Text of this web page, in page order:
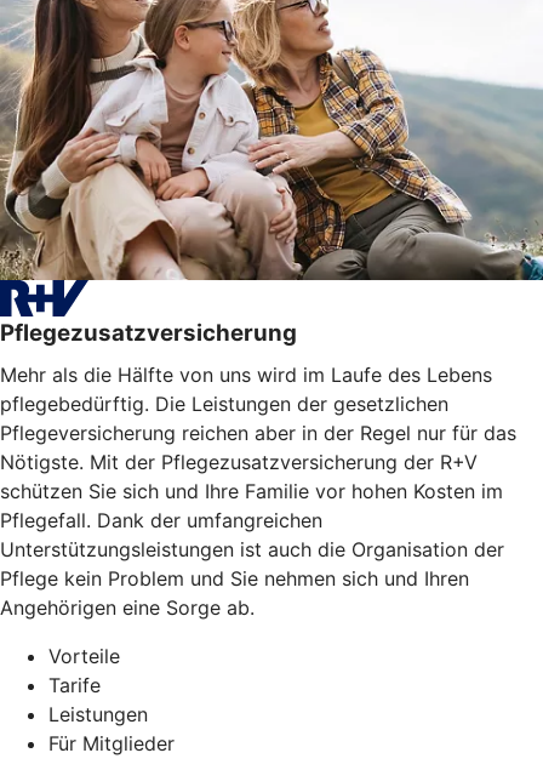
Pflegezusatzversicherung
Mehr als die Hälfte von uns wird im Laufe des Lebens
pflegebedürftig. Die Leistungen der gesetzlichen
Pflegeversicherung reichen aber in der Regel nur für das
Nötigste. Mit der Pflegezusatzversicherung der R+V
schützen Sie sich und Ihre Familie vor hohen Kosten im
Pflegefall. Dank der umfangreichen
Unterstützungsleistungen ist auch die Organisation der
Pflege kein Problem und Sie nehmen sich und Ihren
Angehörigen eine Sorge ab.
Vorteile
Tarife
Leistungen
Für Mitglieder